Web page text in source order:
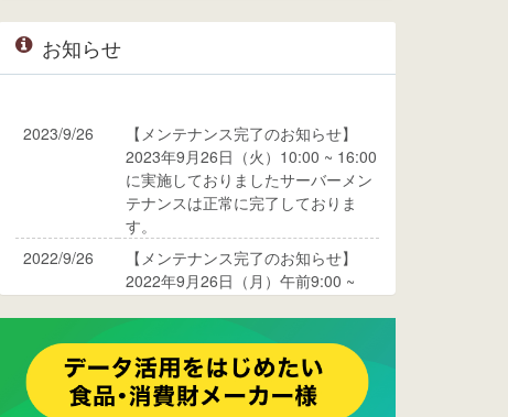
お知らせ
2023/9/26
【メンテナンス完了のお知らせ】
2023年9月26日（火）10:00 ~ 16:00
に実施しておりましたサーバーメン
テナンスは正常に完了しておりま
す。
2022/9/26
【メンテナンス完了のお知らせ】
2022年9月26日（月）午前9:00 ~
ります。
2017/05/17
ウレコンでブログ掲載が始まりまし
た。ぜひご覧ください。